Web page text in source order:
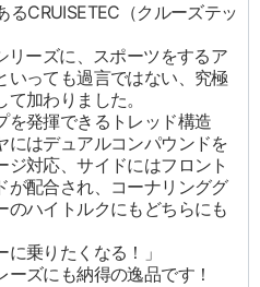
るCRUISETEC（クルーズテッ
リーズに、スポーツをするア
いっても過言ではない、究極
加わりました。
を発揮できるトレッド構造
にはデュアルコンパウンドを
対応、サイドにはフロント
が配合され、コーナリンググ
のハイトルクにもどちらにも
に乗りたくなる！」
ズにも納得の逸品です！